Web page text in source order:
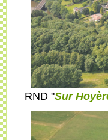
RND "Sur